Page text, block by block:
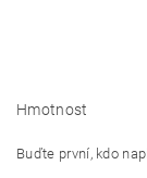
Hmotnost
Buďte první, kdo